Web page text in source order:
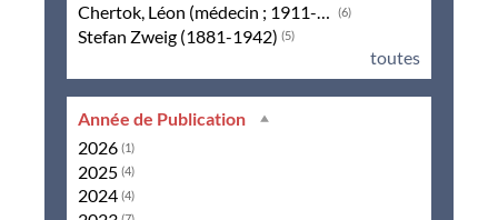
Chertok, Léon (médecin ; 1911-1991) (6)
Stefan Zweig (1881-1942) (5)
toutes
Année de Publication
2026 (1)
2025 (4)
2024 (4)